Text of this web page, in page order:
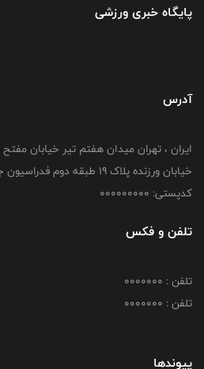
پایگاه خبری ورزشی
آدرس
ایران ، تهران میدان هفتم تیر خیابان
خیابان ورزنده پلاک ۱۹ طبقه دوم فدراسیون جودو
کدپستی: 000000000
تلفن و فکس
تلفن : 0000000
تلفن : 0000000
پیوندها